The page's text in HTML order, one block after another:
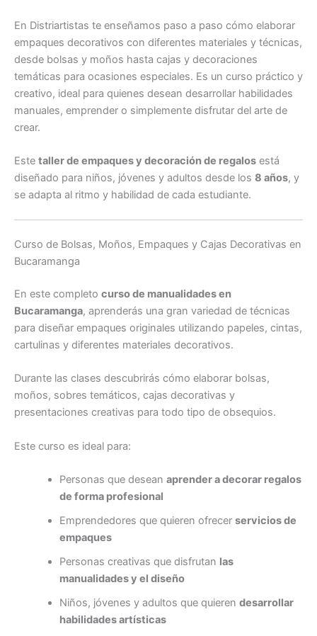
En Distriartistas te enseñamos paso a paso cómo elaborar
empaques decorativos con diferentes materiales y técnicas,
desde bolsas y moños hasta cajas y decoraciones
temáticas para ocasiones especiales. Es un curso práctico y
creativo, ideal para quienes desean desarrollar habilidades
manuales, emprender o simplemente disfrutar del arte de
crear.
Este taller de empaques y decoración de regalos está
diseñado para niños, jóvenes y adultos desde los 8 años, y
se adapta al ritmo y habilidad de cada estudiante.
Curso de Bolsas, Moños, Empaques y Cajas Decorativas en
Bucaramanga
En este completo curso de manualidades en
Bucaramanga, aprenderás una gran variedad de técnicas
para diseñar empaques originales utilizando papeles, cintas,
cartulinas y diferentes materiales decorativos.
Durante las clases descubrirás cómo elaborar bolsas,
moños, sobres temáticos, cajas decorativas y
presentaciones creativas para todo tipo de obsequios.
Este curso es ideal para:
Personas que desean aprender a decorar regalos
de forma profesional
Emprendedores que quieren ofrecer servicios de
empaques
Personas creativas que disfrutan las
manualidades y el diseño
Niños, jóvenes y adultos que quieren desarrollar
habilidades artísticas